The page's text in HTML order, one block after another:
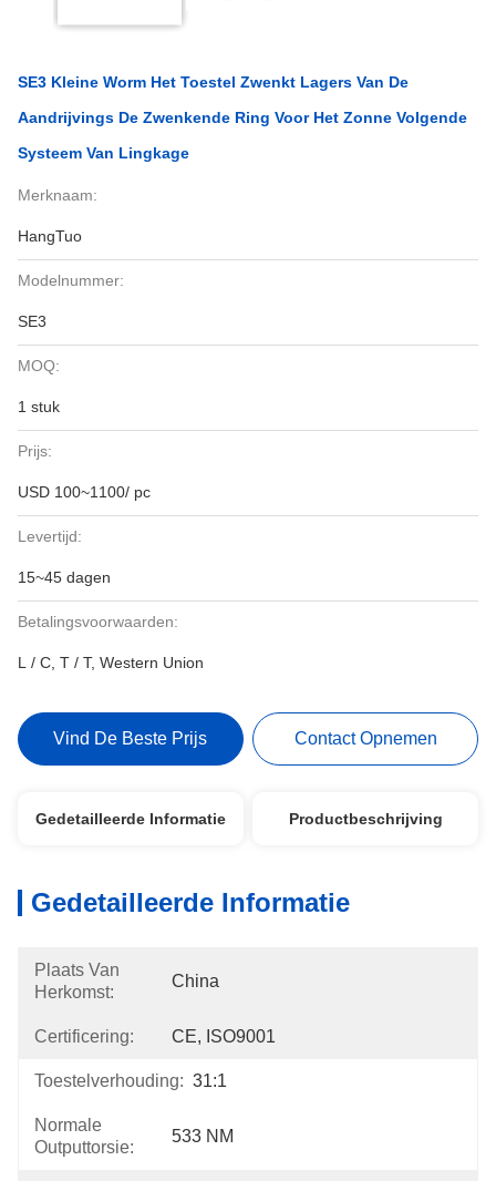
SE3 Kleine Worm Het Toestel Zwenkt Lagers Van De
Aandrijvings De Zwenkende Ring Voor Het Zonne Volgende
Systeem Van Lingkage
Merknaam:
HangTuo
Modelnummer:
SE3
MOQ:
1 stuk
Prijs:
USD 100~1100/ pc
Levertijd:
15~45 dagen
Betalingsvoorwaarden:
L / C, T / T, Western Union
Vind De Beste Prijs Contact Opnemen
Gedetailleerde Informatie Productbeschrijving
Gedetailleerde Informatie
Plaats Van
Herkomst:
China
Certificering: CE, ISO9001
Toestelverhouding: 31:1
Normale
Outputtorsie:
533 NM